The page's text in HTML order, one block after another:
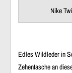
Nike
Edles Wildleder in
Zehentasche an